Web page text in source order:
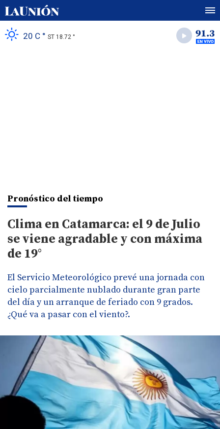
20 C ° ST 18.72 °
Pronóstico del tiempo
Clima en Catamarca: el 9 de Julio
se viene agradable y con máxima
de 19°
El Servicio Meteorológico prevé una jornada con
cielo parcialmente nublado durante gran parte
del día y un arranque de feriado con 9 grados.
¿Qué va a pasar con el viento?.